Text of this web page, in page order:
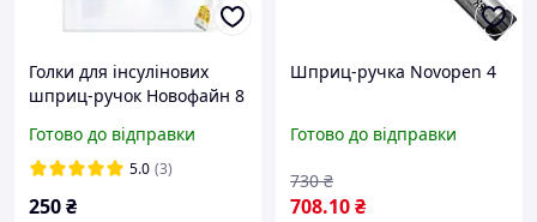
Голки для інсулінових
шприц-ручок Новофайн 8
поштучно (фасування по
25 шт.)
Готово до відправки
5.0 (3)
250₴
Шприц-ручка Novopen 4
Готово до відправки
708.10₴
730 ₴